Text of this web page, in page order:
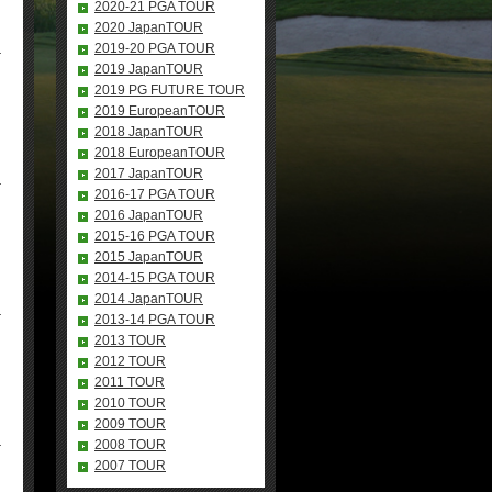
2020-21 PGA TOUR
2020 JapanTOUR
2019-20 PGA TOUR
2019 JapanTOUR
2019 PG FUTURE TOUR
2019 EuropeanTOUR
2018 JapanTOUR
2018 EuropeanTOUR
2017 JapanTOUR
2016-17 PGA TOUR
2016 JapanTOUR
2015-16 PGA TOUR
2015 JapanTOUR
2014-15 PGA TOUR
2014 JapanTOUR
2013-14 PGA TOUR
2013 TOUR
2012 TOUR
2011 TOUR
2010 TOUR
2009 TOUR
2008 TOUR
2007 TOUR